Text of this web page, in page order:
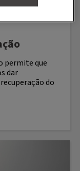
permite que
dar
do